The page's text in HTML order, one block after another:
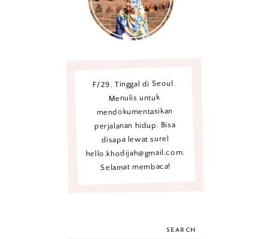
F/29. Tinggal di Seoul.
Menulis untuk
mendokumentasikan
perjalanan hidup. Bisa
disapa lewat surel
hello.khodijah@gmail.com.
Selamat membaca!
SEARCH